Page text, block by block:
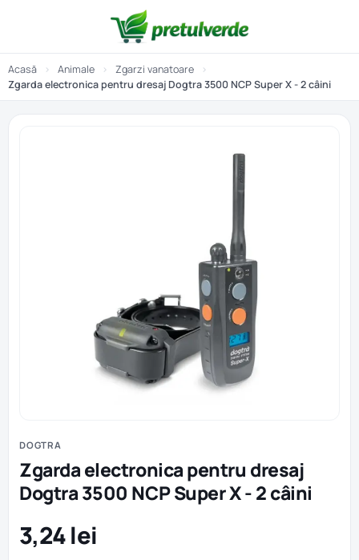
Acasă › Animale › Zgarzi vanatoare
›
Zgarda electronica pentru dresaj Dogtra 3500 NCP Super X - 2 câini
DOGTRA
Zgarda electronica pentru dresaj
Dogtra 3500 NCP Super X - 2 câini
3,24 lei